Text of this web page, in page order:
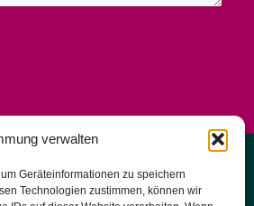
verwalten
Geräteinformationen zu speichern
Technologien zustimmen, können wir
|